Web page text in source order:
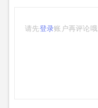
请先登录账户再评论哦